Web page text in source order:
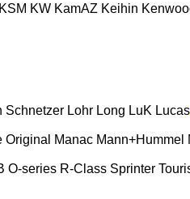
KSM KW KamAZ Keihin
Schnetzer Lohr Long LuK Lucas
Original Manac Mann+Hummel
O-series R-Class Sprinter